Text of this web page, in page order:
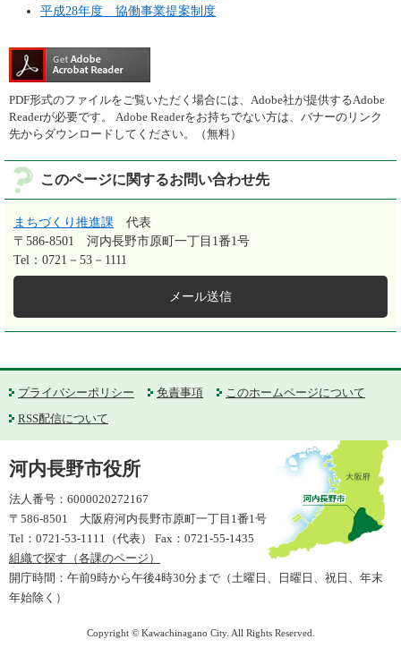
平成28年度 協働事業提案制度
PDF形式のファイルをご覧いただく場合には、Adobe社が提供するAdobe
Readerが必要です。
Adobe Readerをお持ちでない方は、バナーのリンク
先からダウンロードしてください。（無料）
このページに関するお問い合わせ先
まちづくり推進課
代表
〒586-8501
河内長野市原町一丁目1番1号
Tel：0721－53－1111
メール送信
プライバシーポリシー 免責事項
このホームページについて
RSS配信について
河内長野市役所
法人番号：6000020272167
〒586-8501 大阪府河内長野市原町一丁目1番1号
Tel：0721-53-1111（代表） Fax：0721-55-1435
組織で探す（各課のページ）
開庁時間：午前9時から午後4時30分まで（土曜日、日曜日、祝日、年末
年始除く）
Copyright © Kawachinagano City. All Rights Reserved.